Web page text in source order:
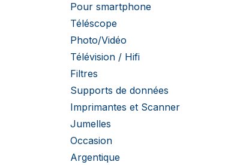
Pour smartphone
Téléscope
Photo/Vidéo
Télévision / Hifi
Filtres
Supports de données
Imprimantes et Scanner
Jumelles
Occasion
Argentique